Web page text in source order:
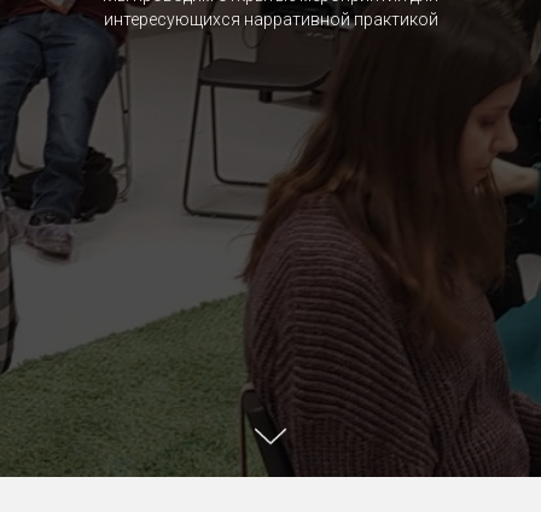
интересующихся нарративной практикой